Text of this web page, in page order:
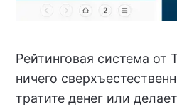
Рейтинговая система от
ничего
тратите денег или